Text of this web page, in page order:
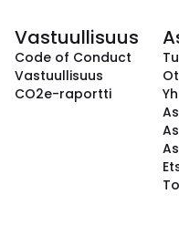
Vastuullisuus
Code of Conduct
Vastuullisuus
CO2e-raportti